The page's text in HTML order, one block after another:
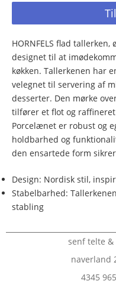
HORNFELS flad
designet til at
køkken. Tallerkenen har
velegnet til servering af
desserter. Den mørke
tilfører et flot og
Porcelænet er robust og
holdbarhed og
den ensartede form
Design: Nordisk stil,
Stabelbarhed:
stabling
senf telte &
naverland
4345